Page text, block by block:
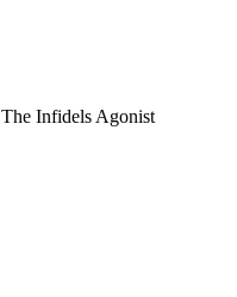
The Infidels Agonist